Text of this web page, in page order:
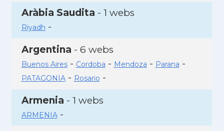
Aràbia Saudita - 1 webs
Riyadh -
Argentina - 6 webs
Buenos Aires- Cordoba - Mendoza - Parana -
PATAGONIA- Rosario -
Armenia - 1 webs
ARMENIA-